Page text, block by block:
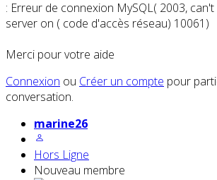
: Erreur de connexion MySQL( 2003,
server on ( code d'accès réseau) 10061)
Merci pour votre aide
Connexion ou Créer un compte pour
conversation.
marine26
Hors Ligne
Nouveau membre